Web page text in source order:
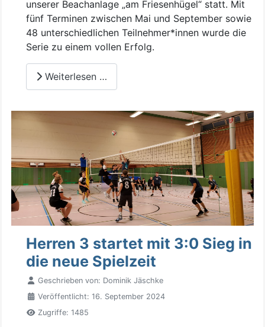
unserer Beachanlage „am Friesenhügel“ statt. Mit
fünf Terminen zwischen Mai und September sowie
48 unterschiedlichen Teilnehmer*innen wurde die
Serie zu einem vollen Erfolg.
Weiterlesen …
Herren 3 startet mit 3:0 Sieg in
die neue Spielzeit
Geschrieben von: Dominik Jäschke
Veröffentlicht: 16. September 2024
Zugriffe: 1485